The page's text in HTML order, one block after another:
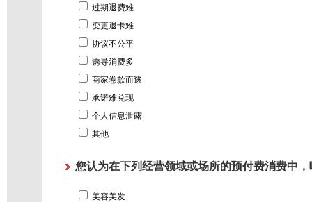
过期退费难
变更退卡难
协议不公平
诱导消费多
商家卷款而逃
承诺难兑现
个人信息泄露
其他
您认为在下列经营领域或场所的预付费消费中
美容美发